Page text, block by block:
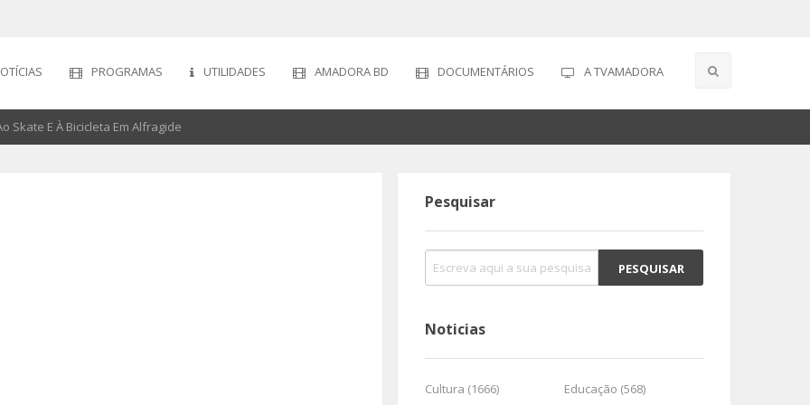
PROGRAMAS UTILIDADES AMADORA BD DOCUMENTÁRIOS A TVAMADORA
Skate E À Bicicleta Em Alfragide
Pesquisar
Noticias
Cultura (1666)
Educação (568)